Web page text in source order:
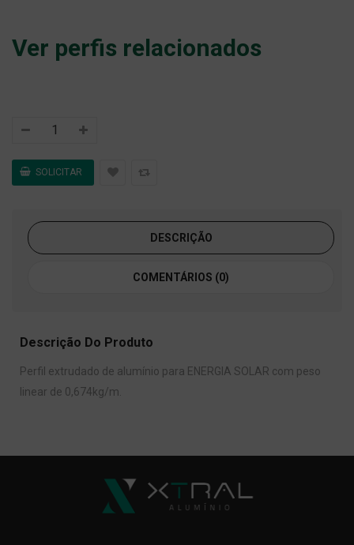
Ver perfis relacionados
DESCRIÇÃO
COMENTÁRIOS (0)
Descrição Do Produto
Perfil extrudado de alumínio para ENERGIA SOLAR com peso
linear de 0,674kg/m.